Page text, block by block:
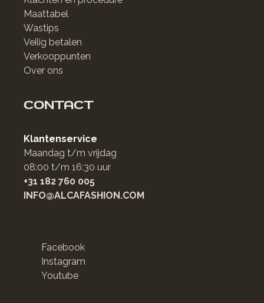
Maattabel
Wastips
Veilig betalen
Verkooppunten
Over ons
CONTACT
Klantenservice
Maandag t/m vrijdag
08:00 t/m 16:30 uur
+31 182 760 005
INFO@ALCAFASHION.COM
Facebook
Instagram
Youtube